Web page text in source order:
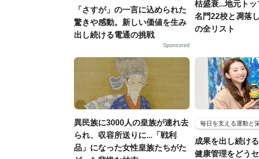
「さすが」の一言に込められた
驚きや感動。新しい価値を生み
出し続ける電通の挑戦
Sponsored
枯盛衰...地元ト
名門22校と凋落
の全リスト
異民族に3000人の皇族が連れ去
られ、収容所送りに...「戦利
品」になった女性皇族たちがた
毎日を支える運動と
成果を出し続け
健康管理をどう